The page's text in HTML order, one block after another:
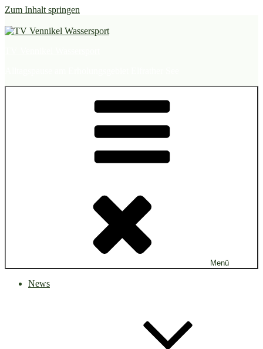
Zum Inhalt springen
Menü
News